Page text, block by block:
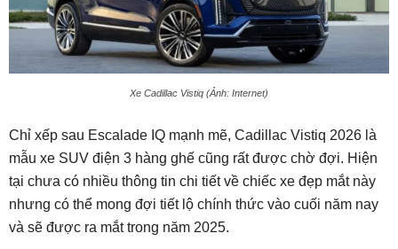
Xe Cadillac Vistiq (Ảnh: Internet)
Chỉ xếp sau Escalade IQ mạnh mẽ, Cadillac Vistiq 2026 là
mẫu xe SUV điện 3 hàng ghế cũng rất được chờ đợi. Hiện
tại chưa có nhiều thông tin chi tiết về chiếc xe đẹp mắt này
nhưng có thể mong đợi tiết lộ chính thức vào cuối năm nay
và sẽ được ra mắt trong năm 2025.